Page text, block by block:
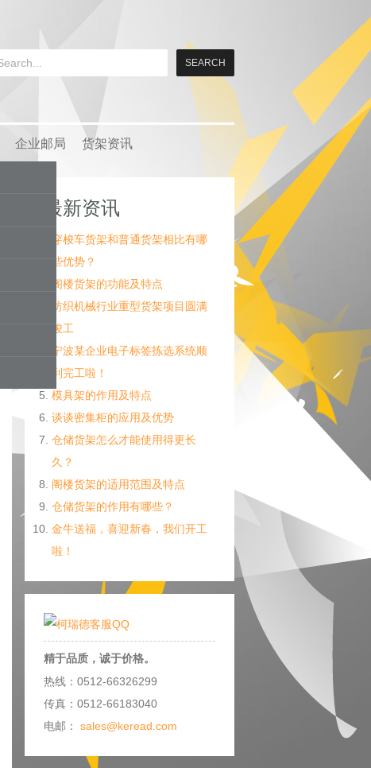
企业邮局 货架资讯
最新资讯
穿梭车货架和普通货架相比有哪
些优势？
阁楼货架的功能及特点
纺织机械行业重型货架项目圆满
竣工
宁波某企业电子标签拣选系统顺
利完工啦！
模具架的作用及特点
谈谈密集柜的应用及优势
仓储货架怎么才能使用得更长
久？
阁楼货架的适用范围及特点
仓储货架的作用有哪些？
金牛送福，喜迎新春，我们开工
啦！
精于品质，诚于价格。
热线：0512-66326299
传真：0512-66183040
电邮： sales@keread.com